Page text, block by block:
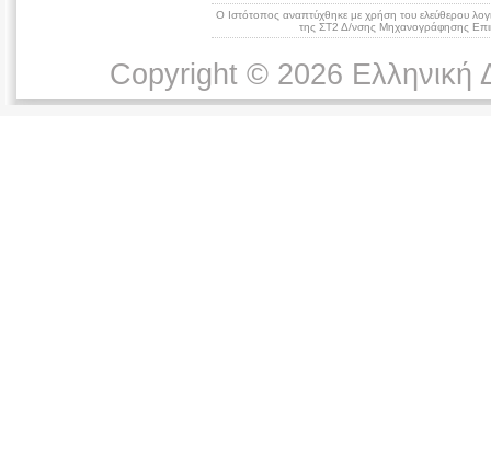
Ο Ιστότοπος αναπτύχθηκε με χρήση του ελεύθερου
της ΣΤ2 Δ/νσης Μηχανογράφησης
Copyright © 2026